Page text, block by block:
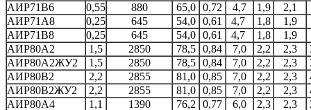
АИР71В6
0,55 880 65,0 0,72 4,7 1,9
2,1
АИР71А8
0,25 645 54,0 0,61 4,7 1,8
1,9
АИР71В8
0,25 645 54,0 0,61 4,7 1,8
1,9
АИР80А2
1,5 2850 78,5 0,84 7,0 2,2 2,3
АИР80А2ЖУ2
1,5 2850 78,5 0,84 7,0 2,2 2,3
АИР80В2
2,2 2855 81,0 0,85 7,0 2,2 2,3
АИР80В2ЖУ2
2,2 2855 81,0 0,85 7,0 2,2 2,3
АИР80А4
1,1 1390 76,2 0,77 6,0 2,3 2,3